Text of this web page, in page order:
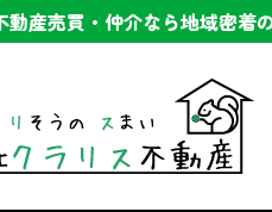
動産売買・仲介なら地域密着